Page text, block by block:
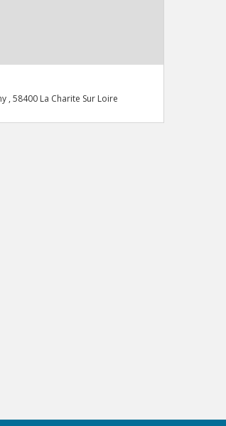
, 58400 La Charite Sur Loire